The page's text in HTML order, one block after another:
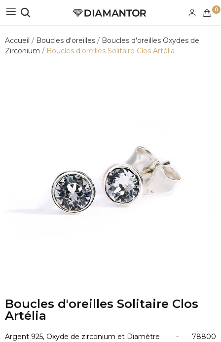
0
Accueil Boucles d'oreilles
Boucles d'oreilles Oxydes de
Zirconium
Boucles d'oreilles Solitaire Clos Artélia
Boucles d'oreilles Solitaire Clos
Artélia
Argent 925, Oxyde de zirconium et Diamètre
-
78800